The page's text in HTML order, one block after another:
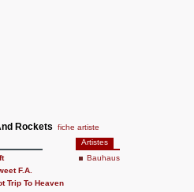
Rockets
fiche artiste
F.A.
Trip To Heaven
Artistes
Bauhaus